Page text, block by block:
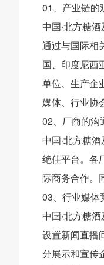
01、产业链的
中国·北方糖
通过与国际相
国、印度尼西
单位、生产企
媒体、行业协
02、厂商的沟
中国·北方糖
绝佳平台。各
际商务合作。
03、行业媒体
中国·北方糖
设置新闻直播
分展示和宣传